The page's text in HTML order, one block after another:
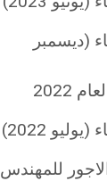
(ديسمبر
2022)
للمهندس